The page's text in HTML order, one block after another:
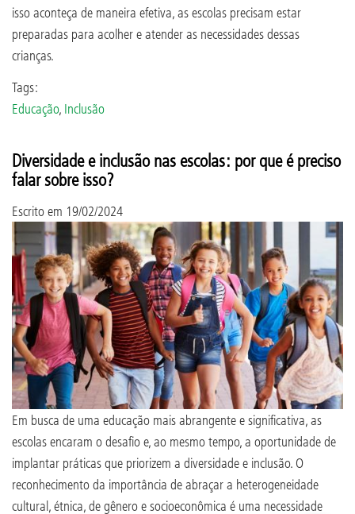
isso aconteça de maneira efetiva, as escolas precisam estar
preparadas para acolher e atender as necessidades dessas
crianças.
Tags:
Educação, Inclusão
Diversidade e inclusão nas escolas: por que é preciso
falar sobre isso?
Escrito em 19/02/2024
Em busca de uma educação mais abrangente e significativa, as
escolas encaram o desafio e, ao mesmo tempo, a oportunidade de
implantar práticas que priorizem a diversidade e inclusão. O
reconhecimento da importância de abraçar a heterogeneidade
cultural, étnica, de gênero e socioeconômica é uma necessidade